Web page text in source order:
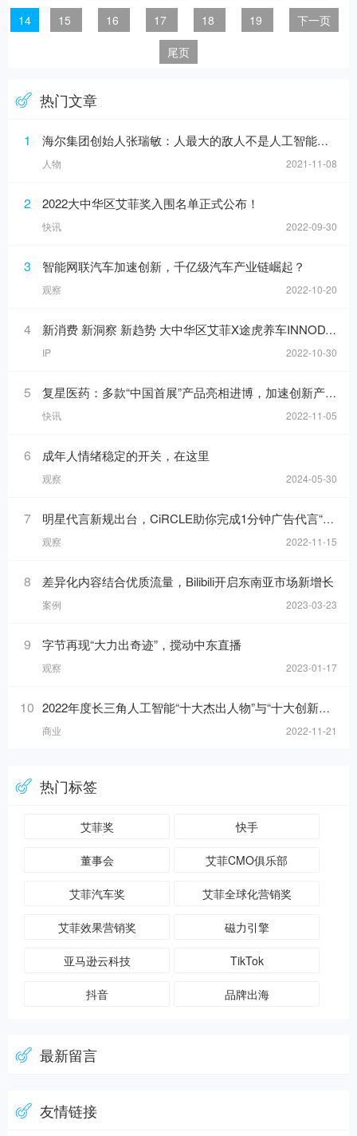
14
15 16 17 18 19
下一页
尾页
热门文章
1 海尔集团创始人张瑞敏：人最大的敌人不是人工智能，而是科层制
人物 2021-11-08
2 2022大中华区艾菲奖入围名单正式公布！
快讯 2022-09-30
3 智能网联汽车加速创新，千亿级汽车产业链崛起？
观察 2022-10-20
4 新消费 新洞察 新趋势 大中华区艾菲X途虎养车INNODAY圆满举办！
IP 2022-10-30
5 复星医药：多款“中国首展”产品亮相进博，加速创新产品落地
快讯 2022-11-05
6 成年人情绪稳定的开关，在这里
观察 2024-05-30
7 明星代言新规出台，CiRCLE助你完成1分钟广告代言“健康自检”
观察 2022-11-15
8 差异化内容结合优质流量，Bilibili开启东南亚市场新增长
案例 2023-03-23
9 字节再现“大力出奇迹”，搅动中东直播
观察 2023-01-17
10 2022年度长三角人工智能“十大杰出人物”与“十大创新应用”榜单发布！
商业 2022-11-21
热门标签
艾菲奖 快手
董事会 艾菲CMO俱乐部
艾菲汽车奖 艾菲全球化营销奖
艾菲效果营销奖 磁力引擎
亚马逊云科技 TikTok
抖音 品牌出海
最新留言
友情链接